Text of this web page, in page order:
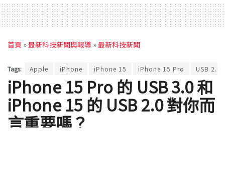
首頁 »最新科技新聞與報導 »最新科技新聞
Tags: Apple iPhone iPhone 15 iPhone 15 Pro USB 2.0
iPhone 15 Pro 的 USB 3.0 和
iPhone 15 的 USB 2.0 對你而
言重要嗎？